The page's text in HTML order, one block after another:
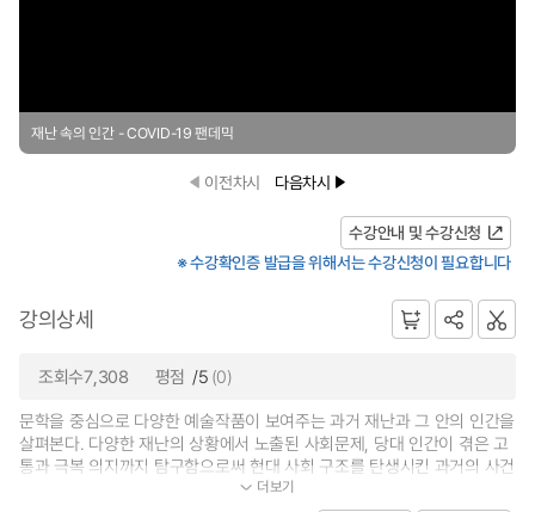
재난 속의 인간 - COVID-19 팬데믹
이전차시 다음차시
수강안내 및 수강신청
※ 수강확인증 발급을 위해서는 수강신청이 필요합니다
강의상세
조회수7,308 평점 /5 (0)
문학을 중심으로 다양한 예술작품이 보여주는 과거 재난과 그 안의 인간을
살펴본다. 다양한 재난의 상황에서 노출된 사회문제, 당대 인간이 겪은 고
통과 극복 의지까지 탐구함으로써 현대 사회 구조를 탄생시킨 과거의 사건
들을 확인하고 불확실한 미래에...
더보기